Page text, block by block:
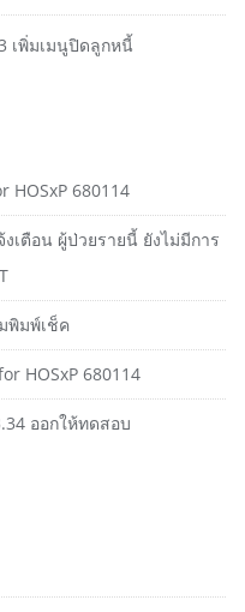
เพิ่มเมนูปิดลูกหนี้
HOSxP 680114
งเตือน ผู้ป่วยรายนี้ ยังไม่มีการ
พิมพ์เช็ค
HOSxP 680114
ออกให้ทดสอบ